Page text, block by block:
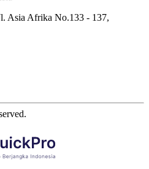
Asia Afrika No.133 - 137,